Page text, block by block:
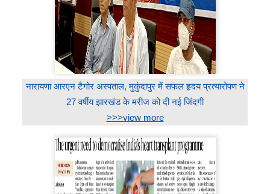
नारायणा आरएन टैगोर अस्पताल, मुकुंदापुर में सफल हृदय प्रत्यारोपण ने
27 वर्षीय झारखंड के मरीज को दी नई जिंदगी
>>>view more